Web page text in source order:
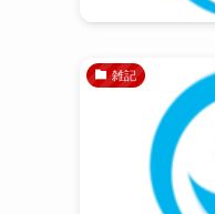
雑記